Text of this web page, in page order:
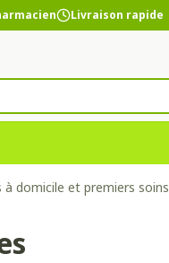
Livraison rapide
à domicile et premiers soins